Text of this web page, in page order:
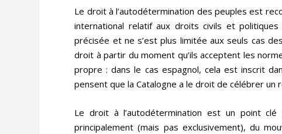
Le droit à l’autodétermination des peuples est
international relatif aux droits civils et
précisée et ne s’est plus limitée aux seuls cas
droit à partir du moment qu’ils acceptent les
propre : dans le cas espagnol, cela est inscrit
pensent que la Catalogne a le droit de célébrer un
Le droit à l’autodétermination est un point
principalement (mais pas exclusivement), du